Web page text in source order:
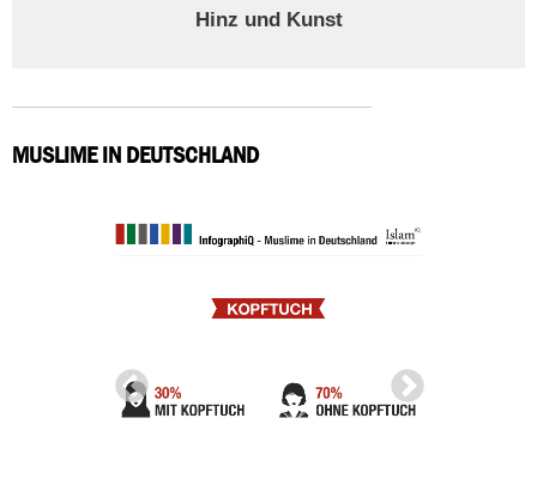
Hinz und Kunst
MUSLIME IN DEUTSCHLAND